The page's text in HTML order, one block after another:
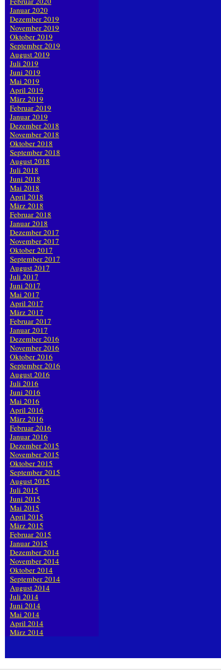
Januar 2020
Dezember 2019
November 2019
Oktober 2019
September 2019
August 2019
Juli 2019
Juni 2019
Mai 2019
April 2019
März 2019
Februar 2019
Januar 2019
Dezember 2018
November 2018
Oktober 2018
September 2018
August 2018
Juli 2018
Juni 2018
Mai 2018
April 2018
März 2018
Februar 2018
Januar 2018
Dezember 2017
November 2017
Oktober 2017
September 2017
August 2017
Juli 2017
Juni 2017
Mai 2017
April 2017
März 2017
Februar 2017
Januar 2017
Dezember 2016
November 2016
Oktober 2016
September 2016
August 2016
Juli 2016
Juni 2016
Mai 2016
April 2016
März 2016
Februar 2016
Januar 2016
Dezember 2015
November 2015
Oktober 2015
September 2015
August 2015
Juli 2015
Juni 2015
Mai 2015
April 2015
März 2015
Februar 2015
Januar 2015
Dezember 2014
November 2014
Oktober 2014
September 2014
August 2014
Juli 2014
Juni 2014
Mai 2014
April 2014
März 2014